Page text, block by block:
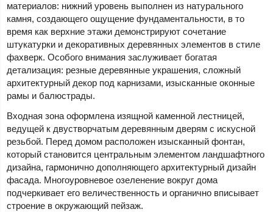
материалов: нижний уровень выполнен из натурального
камня, создающего ощущение фундаментальности, в то
время как верхние этажи демонстрируют сочетание
штукатурки и декоративных деревянных элементов в стиле
фахверк. Особого внимания заслуживает богатая
детализация: резные деревянные украшения, сложный
архитектурный декор под карнизами, изысканные оконные
рамы и балюстрады.
Входная зона оформлена изящной каменной лестницей,
ведущей к двустворчатым деревянным дверям с искусной
резьбой. Перед домом расположен изысканный фонтан,
который становится центральным элементом ландшафтного
дизайна, гармонично дополняющего архитектурный дизайн
фасада. Многоуровневое озеленение вокруг дома
подчеркивает его величественность и органично вписывает
строение в окружающий пейзаж.